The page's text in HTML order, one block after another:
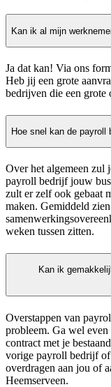
Kan ik al mijn
Ja dat kan! Via ons
Heb jij een grote
bedrijven die een grote
Hoe snel kan de payroll
Over het algemeen zul
payroll bedrijf jouw
zult er zelf ook gebaat
maken. Gemiddeld
weken tussen zitten.
Kan ik
Overstappen van
probleem. Ga wel
contract met je
vorige payroll bedrijf
overdragen aan jou of
Heemserveen.